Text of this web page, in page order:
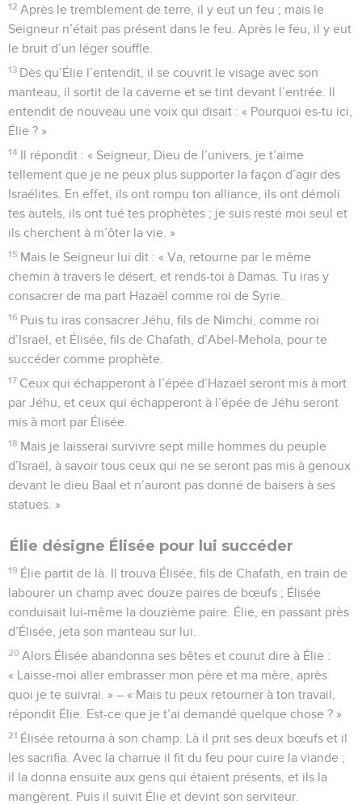
12 Après le tremblement de terre, il y eut un feu ; mais le
Seigneur n’était pas présent dans le feu. Après le feu, il y eut
le bruit d’un léger souffle.
13 Dès qu’Élie l’entendit, il se couvrit le visage avec son
manteau, il sortit de la caverne et se tint devant l’entrée. Il
entendit de nouveau une voix qui disait : « Pourquoi es-tu ici,
Élie ? »
14 Il répondit : « Seigneur, Dieu de l’univers, je t’aime
tellement que je ne peux plus supporter la façon d’agir des
Israélites. En effet, ils ont rompu ton alliance, ils ont démoli
tes autels, ils ont tué tes prophètes ; je suis resté moi seul et
ils cherchent à m’ôter la vie. »
15 Mais le Seigneur lui dit : « Va, retourne par le même
chemin à travers le désert, et rends-toi à Damas. Tu iras y
consacrer de ma part Hazaël comme roi de Syrie.
16 Puis tu iras consacrer Jéhu, fils de Nimchi, comme roi
d’Israël, et Élisée, fils de Chafath, d’Abel-Mehola, pour te
succéder comme prophète.
17 Ceux qui échapperont à l’épée d’Hazaël seront mis à mort
par Jéhu, et ceux qui échapperont à l’épée de Jéhu seront
mis à mort par Élisée.
18 Mais je laisserai survivre sept mille hommes du peuple
d’Israël, à savoir tous ceux qui ne se seront pas mis à genoux
devant le dieu Baal et n’auront pas donné de baisers à ses
statues. »
Élie désigne Élisée pour lui succéder
19 Élie partit de là. Il trouva Élisée, fils de Chafath, en train de
labourer un champ avec douze paires de bœufs ; Élisée
conduisait lui-même la douzième paire. Élie, en passant près
d’Élisée, jeta son manteau sur lui.
20 Alors Élisée abandonna ses bêtes et courut dire à Élie :
« Laisse-moi aller embrasser mon père et ma mère, après
quoi je te suivrai. » – « Mais tu peux retourner à ton travail,
répondit Élie. Est-ce que je t’ai demandé quelque chose ? »
21 Élisée retourna à son champ. Là il prit ses deux bœufs et il
les sacrifia. Avec la charrue il fit du feu pour cuire la viande ;
il la donna ensuite aux gens qui étaient présents, et ils la
mangèrent. Puis il suivit Élie et devint son serviteur.